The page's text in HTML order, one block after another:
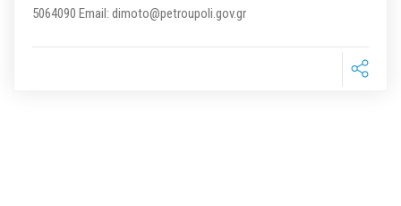
5064090 Email: dimoto@petroupoli.gov.gr